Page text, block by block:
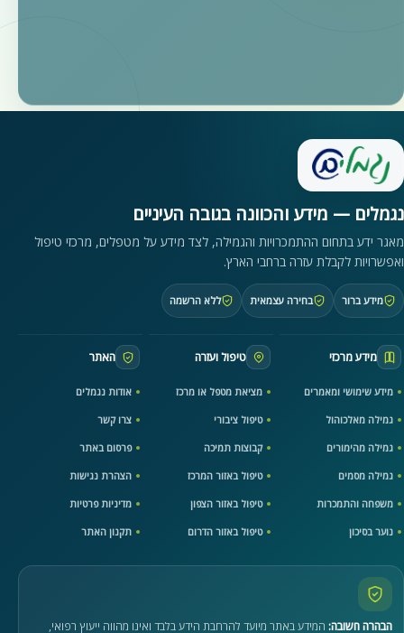
נגמלים — מידע והכוונה בגובה העיניים
מאגר ידע בתחום ההתמכרויות והגמילה, לצד מידע על מטפלים, מרכזי טיפול
ואפשרויות לקבלת עזרה ברחבי הארץ.
מידע ברור בחירה עצמאית ללא הרשמה
מידע מרכזי
מידע שימושי ומאמרים
גמילה מאלכוהול
גמילה מהימורים
גמילה מסמים
משפחה והתמכרות
נוער בסיכון
טיפול ועזרה
מציאת מטפל או מרכז
טיפול ציבורי
קבוצות תמיכה
טיפול באזור המרכז
טיפול באזור הצפון
טיפול באזור הדרום
האתר
אודות נגמלים
צרו קשר
פרסום באתר
הצהרת נגישות
מדיניות פרטיות
תקנון האתר
הבהרה חשובה: המידע באתר מיועד להרחבת הידע בלבד ואינו מהווה ייעוץ רפואי,